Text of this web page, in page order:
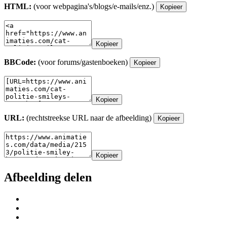
HTML: (voor webpagina's/blogs/e-mails/enz.) Kopieer
Kopieer
BBCode: (voor forums/gastenboeken) Kopieer
Kopieer
URL: (rechtstreekse URL naar de afbeelding) Kopieer
Kopieer
Afbeelding delen